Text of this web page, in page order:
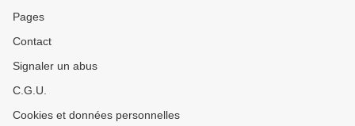
Pages
Contact
Signaler un abus
C.G.U.
Cookies et données personnelles